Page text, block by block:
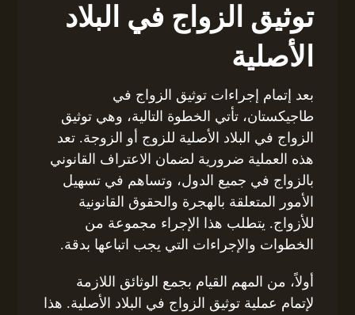
توثيق الزواج في البلاد
الأصلية
بعد إتمام إجراءات توثيق الزواج في
طاجيكستان، تأتي الخطوة التالية، وهي توثيق
الزواج في البلاد الأصلية للزوج أو الزوجة. تعد
هذه العملية ضرورية لضمان الاعتراف القانوني
بالزواج في جميع الدول، وتساهم في تسهيل
الأمور المتعلقة بالهجرة والحقوق القانونية
للأزواج. يتطلب هذا الإجراء مجموعة من
الخطوات والإجراءات التي يجب اتباعها بدقة.
أولاً، من المهم القيام بجمع الوثائق اللازمة
لإتمام عملية توثيق الزواج في البلاد الأصلية. هذا